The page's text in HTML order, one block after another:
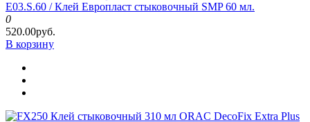
E03.S.60 / Клей Европласт стыковочный SMP 60 мл.
0
520.00руб.
В корзину